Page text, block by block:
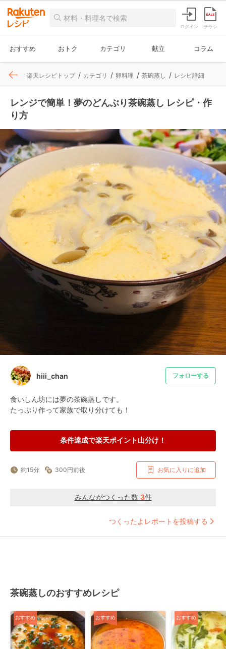
ログイン チラシ
おすすめ おトク カテゴリ 献立 コラム
楽天レシピトップ カテゴリ 卵料理 茶碗蒸し レシピ詳細
レンジで簡単！夢のどんぶり茶碗蒸し レシピ・作
り方
hiii_chan フォローする
食いしん坊には夢の茶碗蒸しです。
たっぷり作って家族で取り分けても！
条件達成で楽天ポイント山分け！
約15分 300円前後 お気に入りに追加
みんながつくった数 3件
つくったよレポートを投稿する
茶碗蒸しのおすすめレシピ
おすすめ おすすめ おすすめ